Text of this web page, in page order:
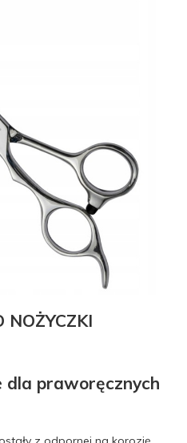
NOŻYCZKI
dla praworęcznych